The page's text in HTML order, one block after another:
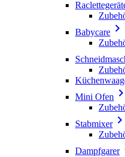
Babycare 
Mini Ofen 
Stabmixer
Dampfgarer